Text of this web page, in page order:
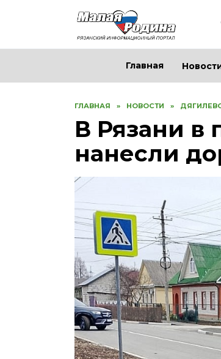
Главная
ГЛАВНАЯ » НОВОСТИ »
В Рязани в
нанесли